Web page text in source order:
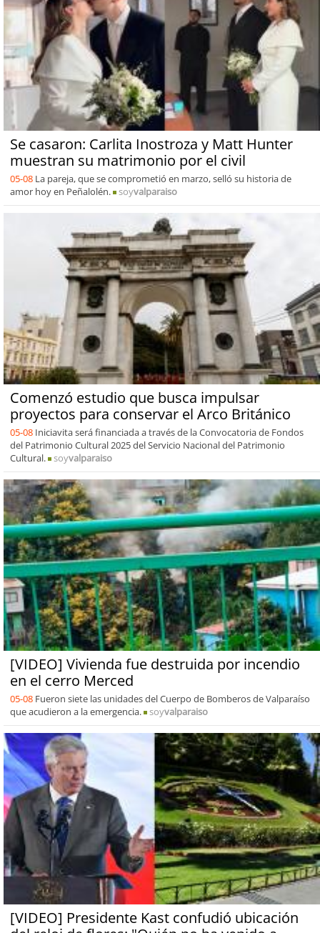
Se casaron: Carlita Inostroza y Matt Hunter
muestran su matrimonio por el civil
05-08 La pareja, que se comprometió en marzo, selló su historia de
amor hoy en Peñalolén.
soyvalparaiso
Comenzó estudio que busca impulsar
proyectos para conservar el Arco Británico
05-08 Iniciavita será financiada a través de la Convocatoria de Fondos
del Patrimonio Cultural 2025 del Servicio Nacional del Patrimonio
Cultural.
soyvalparaiso
[VIDEO] Vivienda fue destruida por incendio
en el cerro Merced
05-08 Fueron siete las unidades del Cuerpo de Bomberos de Valparaíso
que acudieron a la emergencia.
soyvalparaiso
[VIDEO] Presidente Kast confudió ubicación